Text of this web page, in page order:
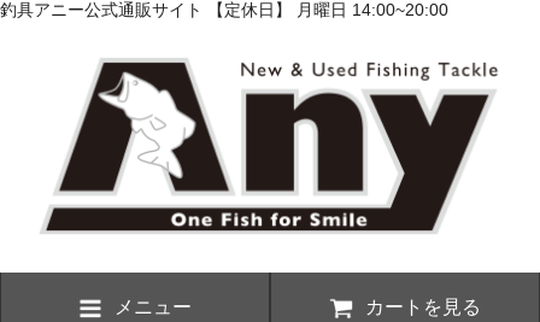
釣具アニー公式通販サイト 【定休日】 月曜日 14:00~20:00
メニュー カートを見る